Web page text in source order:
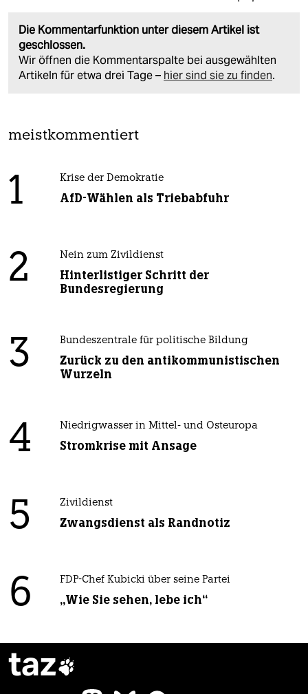
Die Kommentarfunktion unter diesem Artikel ist
geschlossen.
Wir öffnen die Kommentarspalte bei ausgewählten
Artikeln für etwa drei Tage – hier sind sie zu finden.
meistkommentiert
1 Krise der Demokratie
AfD-Wählen als Triebabfuhr
2 Nein zum Zivildienst
Hinterlistiger Schritt der
Bundesregierung
3 Bundeszentrale für politische Bildung
Zurück zu den antikommunistischen
Wurzeln
4 Niedrigwasser in Mittel- und Osteuropa
Stromkrise mit Ansage
5 Zivildienst
Zwangsdienst als Randnotiz
6 FDP-Chef Kubicki über seine Partei
„Wie Sie sehen, lebe ich“
taz